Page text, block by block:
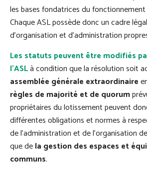
les bases fondatrices du fonctionnement
Chaque ASL possède donc un cadre
d’organisation et d’administration
Les statuts peuvent être modifiés
l’ASLà condition que la résolution soit
assemblée générale extraordinaire
règles de majorité et de quorum
propriétaires du lotissement peuvent
différentes obligations et normes à
de l’administration et de l’organisation
que dela gestion des espaces et
communs.